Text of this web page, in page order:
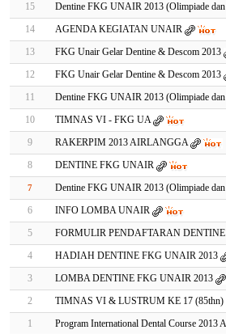
15
Dentine FKG UNAIR 2013 (Olimpiade dan
14
AGENDA KEGIATAN UNAIR
13
FKG Unair Gelar Dentine & Descom 2013
12
FKG Unair Gelar Dentine & Descom 2013
11
Dentine FKG UNAIR 2013 (Olimpiade
10
TIMNAS VI - FKG UA
9
RAKERPIM 2013 AIRLANGGA
8
DENTINE FKG UNAIR
7
Dentine FKG UNAIR 2013 (Olimpiade dan
6
INFO LOMBA UNAIR
5
FORMULIR PENDAFTARAN
4
HADIAH DENTINE FKG UNAIR 2013
3
LOMBA DENTINE FKG UNAIR 2013
2
TIMNAS VI & LUSTRUM KE 17 (85thn)
1
Program International Dental Course 2013